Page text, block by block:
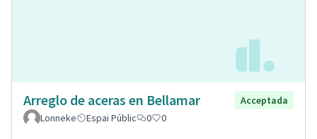
Arreglo de aceras en Bellamar
Acceptada
Lonneke
Espai Públic 0 0